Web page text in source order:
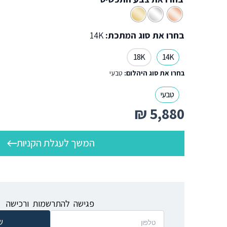
בחרו את סוג המתכת: 14K
18K 14K
בחרו את סוג היהלום: טִבעִי
טִבעִי
₪5,880
המשך לעגלת הקניות
פגישה להתרשמות ורכישה